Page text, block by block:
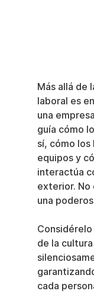
Más allá de
laboral es
una
guía cómo
sí, cómo los
equipos y
interactúa
exterior. No
una
de la
cada